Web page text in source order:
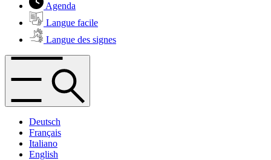
Agenda
Langue facile
Langue des signes
Deutsch
Français
Italiano
English